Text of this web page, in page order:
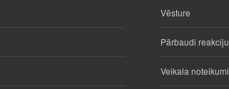
Vēsture
Pārbaudi reakciju
Veikala noteikumi